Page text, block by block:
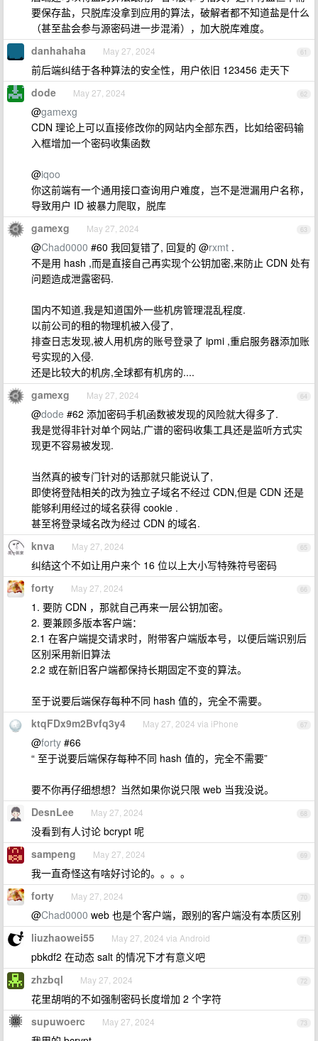
要保存盐，只脱库没拿到应用的算法，破解者都不知道盐是什么
（甚至盐会参与源密码进一步混淆），加大脱库难度。
61
danhahaha May 27, 2024
前后端纠结于各种算法的安全性，用户依旧 123456 走天下
62
dode May 27, 2024
@gamexg
CDN 理论上可以直接修改你的网站内全部东西，比如给密码输
入框增加一个密码收集函数
@iqoo
你这前端有一个通用接口查询用户难度，岂不是泄漏用户名称，
导致用户 ID 被暴力爬取，脱库
63
gamexg May 27, 2024
@Chad0000 #60 我回复错了, 回复的 @rxmt .
不是用 hash ,而是直接自己再实现个公钥加密,来防止 CDN 处有
问题造成泄露密码.
国内不知道,我是知道国外一些机房管理混乱程度.
以前公司的租的物理机被入侵了,
排查日志发现,被人用机房的账号登录了 ipmi ,重启服务器添加账
号实现的入侵.
还是比较大的机房,全球都有机房的....
64
gamexg May 27, 2024
@dode #62 添加密码手机函数被发现的风险就大得多了.
我是觉得非针对单个网站,广谱的密码收集工具还是监听方式实
现更不容易被发现.
当然真的被专门针对的话那就只能说认了,
即使将登陆相关的改为独立子域名不经过 CDN,但是 CDN 还是
能够利用经过的域名获得 cookie .
甚至将登录域名改为经过 CDN 的域名.
65
knva May 27, 2024
纠结这个不如让用户来个 16 位以上大小写特殊符号密码
66
forty May 27, 2024
1. 要防 CDN ，那就自己再来一层公钥加密。
2. 要兼顾多版本客户端：
2.1 在客户端提交请求时，附带客户端版本号，以便后端识别后
区别采用新旧算法
2.2 或在新旧客户端都保持长期固定不变的算法。
至于说要后端保存每种不同 hash 值的，完全不需要。
67
ktqFDx9m2Bvfq3y4 May 27, 2024 via iPhone
@forty #66
“ 至于说要后端保存每种不同 hash 值的，完全不需要”
要不你再仔细想想？当然如果你说只限 web 当我没说。
68
DesnLee May 27, 2024
没看到有人讨论 bcrypt 呢
69
sampeng May 27, 2024
我一直奇怪这有啥好讨论的。。。。
70
forty May 27, 2024
@Chad0000 web 也是个客户端，跟别的客户端没有本质区别
71
liuzhaowei55 May 27, 2024 via Android
pbkdf2 在动态 salt 的情况下才有意义吧
72
zhzbql May 27, 2024
花里胡哨的不如强制密码长度增加 2 个字符
73
supuwoerc May 27, 2024